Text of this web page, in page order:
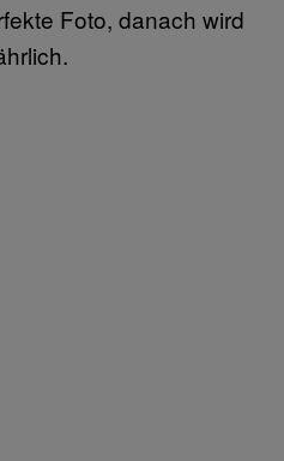
Foto, danach wird